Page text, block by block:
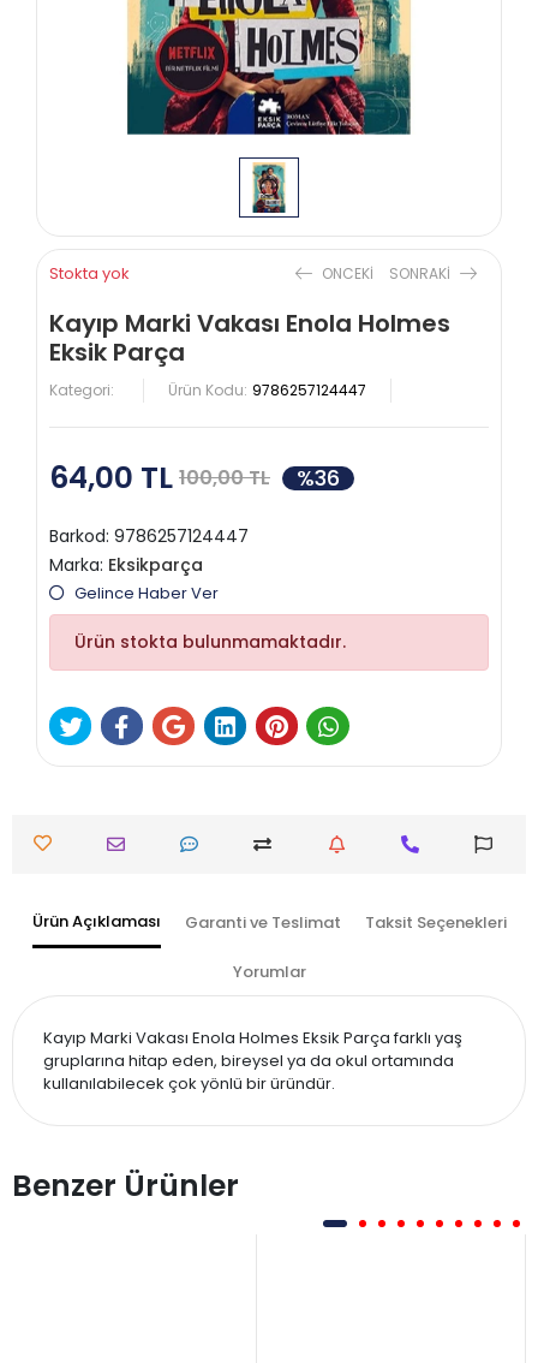
Stokta yok ONCEKI SONRAKI
Kayıp Marki Vakası Enola Holmes
Eksik Parça
Kategori: Ürün Kodu: 9786257124447
64,00 TL 100,00 TL %36
Barkod: 9786257124447
Marka: Eksikparça
Gelince Haber Ver
Ürün stokta bulunmamaktadır.
Ürün Açıklaması Garanti ve Teslimat Taksit Seçenekleri
Yorumlar
Kayıp Marki Vakası Enola Holmes Eksik Parça farklı yaş
gruplarına hitap eden, bireysel ya da okul ortamında
kullanılabilecek çok yönlü bir üründür.
Benzer Ürünler